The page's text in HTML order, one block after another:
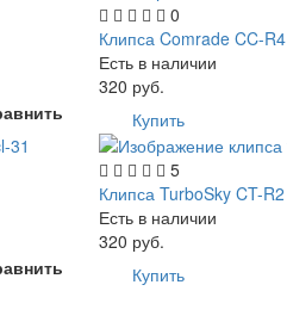
0
Клипса Comrade CC-R4
Есть в наличии
320 руб.
Купить
5
Клипса TurboSky CT-R2
Есть в наличии
320 руб.
Купить